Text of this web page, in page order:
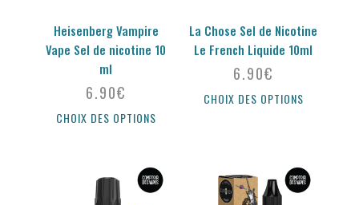
Heisenberg Vampire
Vape Sel de nicotine 10
ml
6.90€
CHOIX DES OPTIONS
La Chose Sel de Nicotine
Le French Liquide 10ml
6.90€
CHOIX DES OPTIONS